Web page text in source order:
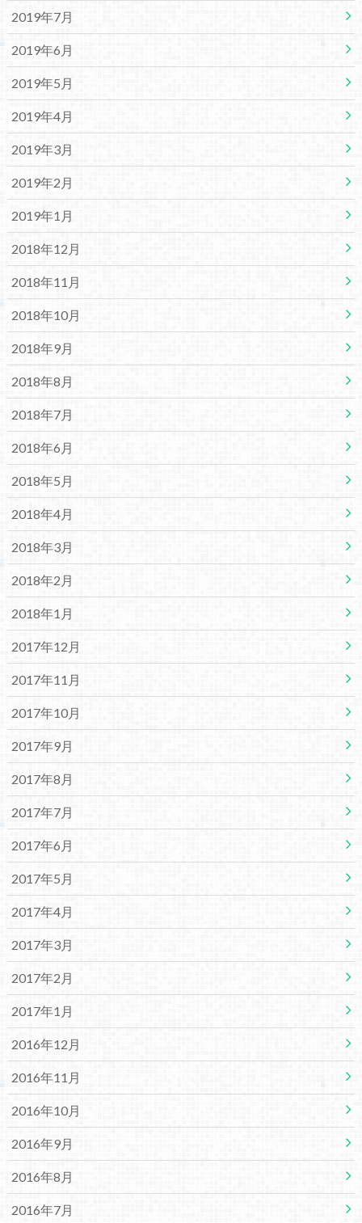
2019年7月
2019年6月
2019年5月
2019年4月
2019年3月
2019年2月
2019年1月
2018年12月
2018年11月
2018年10月
2018年9月
2018年8月
2018年7月
2018年6月
2018年5月
2018年4月
2018年3月
2018年2月
2018年1月
2017年12月
2017年11月
2017年10月
2017年9月
2017年8月
2017年7月
2017年6月
2017年5月
2017年4月
2017年3月
2017年2月
2017年1月
2016年12月
2016年11月
2016年10月
2016年9月
2016年8月
2016年7月